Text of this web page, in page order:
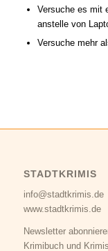
Versuche es mit
anstelle von
Versuche mehr
STADTKRIMIS
info@stadtkrimis.de
www.stadtkrimis.de
Newsletter
Krimibuch und